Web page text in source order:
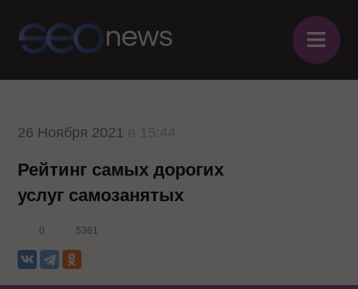
≡
26 Ноября 2021
Рейтинг самых дорогих
услуг самозанятых
0 5361